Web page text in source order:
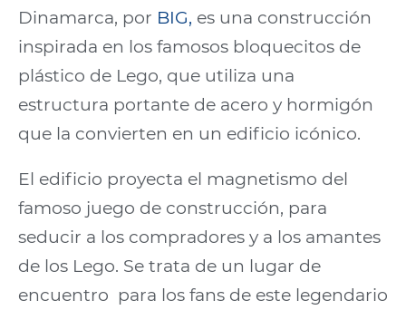
Dinamarca, por BIG, es una construcción
inspirada en los famosos bloquecitos de
plástico de Lego, que utiliza una
estructura portante de acero y hormigón
que la convierten en un edificio icónico.
El edificio proyecta el magnetismo del
famoso juego de construcción, para
seducir a los compradores y a los amantes
de los Lego. Se trata de un lugar de
encuentro para los fans de este legendario